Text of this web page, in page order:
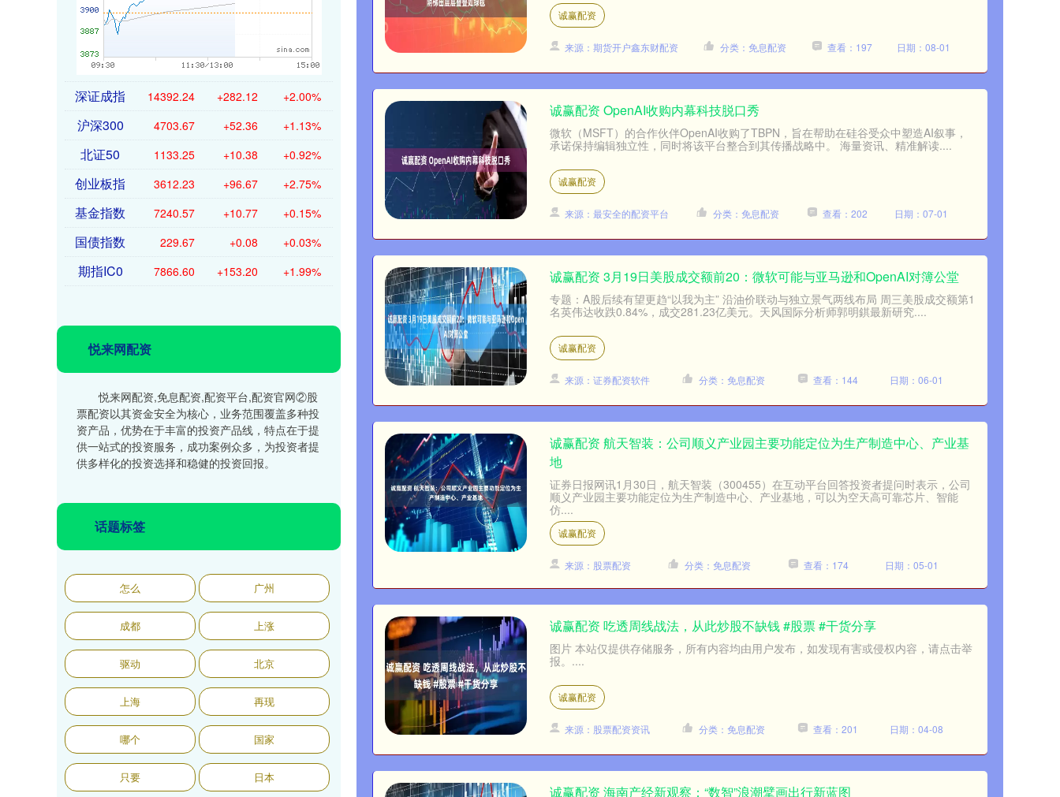
诚赢配资
来源：期货开户鑫东财配资 分类：免息配资 查看：197 日期：08-01
诚赢配资 OpenAI收购内幕科技脱口秀
微软（MSFT）的合作伙伴OpenAI收购了TBPN，旨在帮助在硅谷受众中塑造AI叙事，
承诺保持编辑独立性，同时将该平台整合到其传播战略中。 海量资讯、精准解读....
诚赢配资
来源：最安全的配资平台 分类：免息配资 查看：202 日期：07-01
诚赢配资 3月19日美股成交额前20：微软可能与亚马逊和OpenAI对簿公堂
专题：A股后续有望更趋“以我为主” 沿油价联动与独立景气两线布局 周三美股成交额第1
名英伟达收跌0.84%，成交281.23亿美元。天风国际分析师郭明錤最新研究....
诚赢配资
来源：证券配资软件 分类：免息配资 查看：144 日期：06-01
诚赢配资 航天智装：公司顺义产业园主要功能定位为生产制造中心、产业基
地
证券日报网讯1月30日，航天智装（300455）在互动平台回答投资者提问时表示，公司
顺义产业园主要功能定位为生产制造中心、产业基地，可以为空天高可靠芯片、智能
仿....
诚赢配资
来源：股票配资 分类：免息配资 查看：174 日期：05-01
诚赢配资 吃透周线战法，从此炒股不缺钱 #股票 #干货分享
图片 本站仅提供存储服务，所有内容均由用户发布，如发现有害或侵权内容，请点击举
报。....
诚赢配资
来源：股票配资资讯 分类：免息配资 查看：201 日期：04-08
诚赢配资 海南产经新观察：“数智”浪潮擘画出行新蓝图
深证成指 14392.24 +282.12 +2.00%
沪深300 4703.67 +52.36 +1.13%
北证50 1133.25 +10.38 +0.92%
创业板指 3612.23 +96.67 +2.75%
基金指数 7240.57 +10.77 +0.15%
国债指数 229.67 +0.08 +0.03%
期指IC0 7866.60 +153.20 +1.99%
悦来网配资
悦来网配资,免息配资,配资平台,配资官网②股
票配资以其资金安全为核心，业务范围覆盖多种投
资产品，优势在于丰富的投资产品线，特点在于提
供一站式的投资服务，成功案例众多，为投资者提
供多样化的投资选择和稳健的投资回报。
话题标签
怎么 广州
成都 上涨
驱动 北京
上海 再现
哪个 国家
只要 日本